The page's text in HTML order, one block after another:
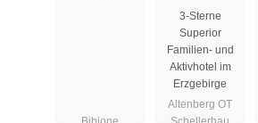
3-Sterne
Superior
Familien- und
Aktivhotel im
Erzgebirge
Altenberg OT